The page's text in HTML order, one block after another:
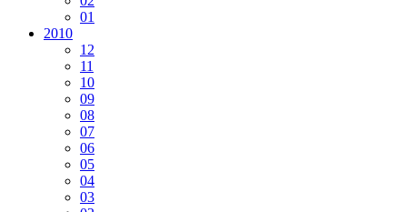
01
2010
12
11
10
09
08
07
06
05
04
03